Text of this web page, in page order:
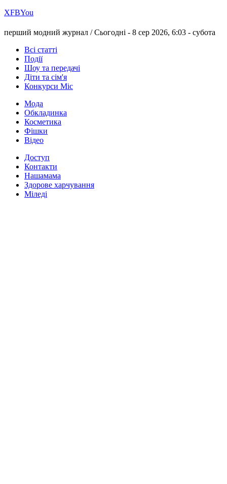
ХFBYou
перший модний журнал /Сьогодні - 8 сер 2026, 6:03 - субота
Всі статті
Події
Шоу та передачі
Діти та сім'я
Конкурси Міс
Мода
Обкладинка
Косметика
Фішки
Відео
Доступ
Контакти
Нашамама
Здорове харчування
Міледі